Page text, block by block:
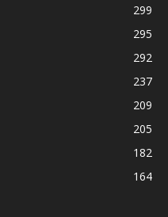
299
295
292
237
209
205
182
164